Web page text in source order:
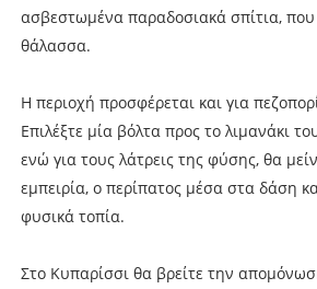
ασβεστωμένα παραδοσιακά σπίτια,
θάλασσα.
Η περιοχή προσφέρεται και για
Επιλέξτε μία βόλτα προς το λιμανάκι
ενώ για τους λάτρεις της φύσης, θα
εμπειρία, ο περίπατος μέσα στα δάση
φυσικά τοπία.
Στο Κυπαρίσσι θα βρείτε την